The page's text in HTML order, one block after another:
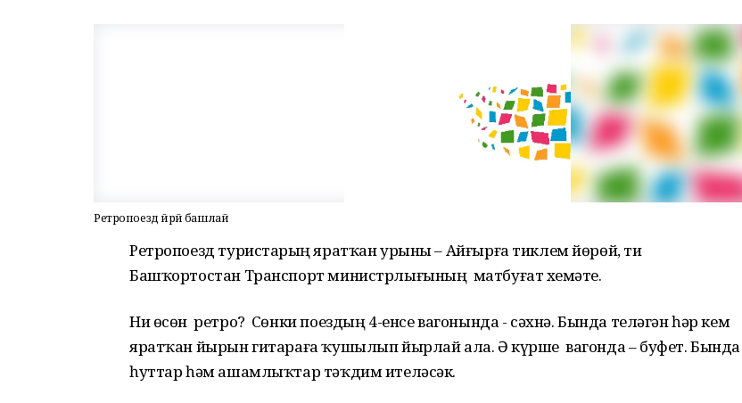
Ретропоезд йөрөй башлай
Ретропоезд туристарҙың яратҡан урыны – Айғырға тиклем йөрөй, ти
Башҡортостан Транспорт министрлығының матбуғат хеҙмәте.
Ни өсөн ретро? Сөнки поездың 4-енсе вагонында - сәхнә. Бында теләгән һәр кем
яратҡан йырын гитараға ҡушылып йырлай ала. Ә күрше вагонда – буфет. Бында
һуттар һәм ашамлыҡтар тәҡдим ителәсәк.